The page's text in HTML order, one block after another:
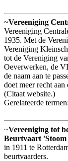
~Vereeniging
Vereeniging
1935. Met de
Vereniging
tot de Vereniging
Oeverwerken, de
de naam aan te
doet meer recht
(Citaat website.)
Gerelateerde termen:
~Vereeniging tot
Beurtvaart 'Stoom
in 1911 te
beurtvaarders.